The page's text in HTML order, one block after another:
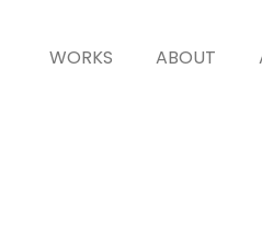
WORKS ABOUT